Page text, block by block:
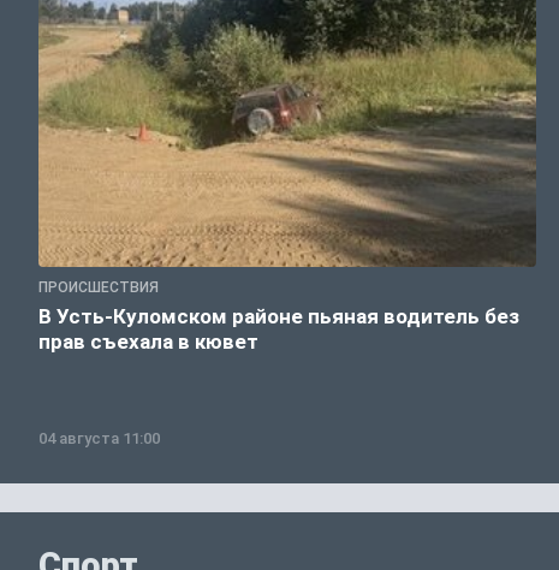
ПРОИСШЕСТВИЯ
В Усть-Куломском районе пьяная водитель без
прав съехала в кювет
04 августа 11:00